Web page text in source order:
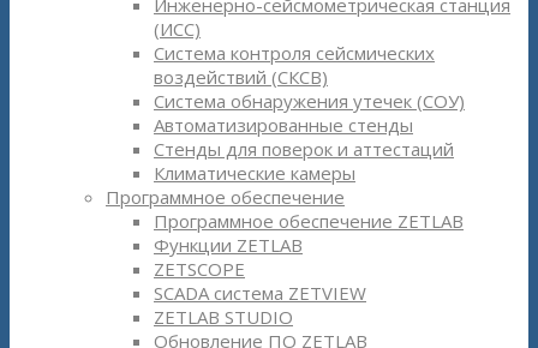
Инженерно-сейсмометрическая станция
(ИСС)
Система контроля сейсмических
воздействий (СКСВ)
Система обнаружения утечек (СОУ)
Автоматизированные стенды
Стенды для поверок и аттестаций
Климатические камеры
Программное обеспечение
Программное обеспечение ZETLAB
Функции ZETLAB
ZETSCOPE
SCADA система ZETVIEW
ZETLAB STUDIO
Обновление ПО ZETLAB